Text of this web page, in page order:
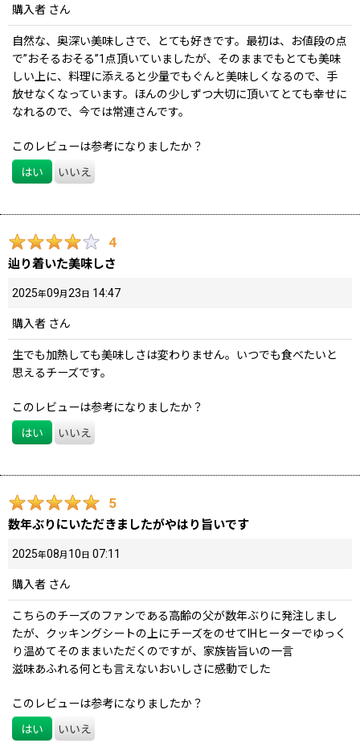
購入者 さん
自然な、奥深い美味しさで、とても好きです。最初は、お値段の点
で”おそるおそる”1点頂いていましたが、そのままでもとても美味
しい上に、料理に添えると少量でもぐんと美味しくなるので、手
放せなくなっています。ほんの少しずつ大切に頂いてとても幸せに
なれるので、今では常連さんです。
このレビューは参考になりましたか？
はい
いいえ
4
辿り着いた美味しさ
2025年09月 23 日 14:47
購入者 さん
生でも加熱しても美味しさは変わりません。いつでも食べたいと
思えるチーズです。
このレビューは参考になりましたか？
はい
いいえ
5
数年ぶりにいただきましたがやはり旨いです
2025年08月 10 日 07:11
購入者 さん
こちらのチーズのファンである高齢の父が数年ぶりに発注しまし
たが、クッキングシートの上にチーズをのせてIHヒーターでゆっく
り温めてそのままいただくのですが、家族皆旨いの一言
滋味あふれる何とも言えないおいしさに感動でした
このレビューは参考になりましたか？
はい
いいえ